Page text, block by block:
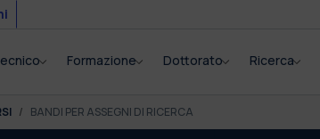
Formazione Dottorato Ricerca
BANDI PER ASSEGNI DI RICERCA